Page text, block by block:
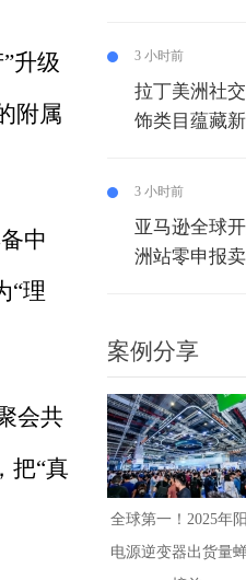
升级
附属
中
“理
会共
把“真
3 小时前
拉丁美洲社
饰类目蕴藏
3 小时前
亚马逊全球
洲站零申报
案例分享
全球第一！2025年
电源逆变器出货量